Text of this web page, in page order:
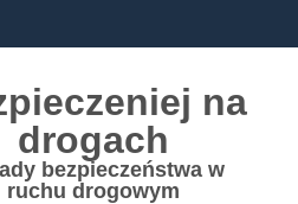
na
drogach
bezpieczeństwa w
ruchu drogowym